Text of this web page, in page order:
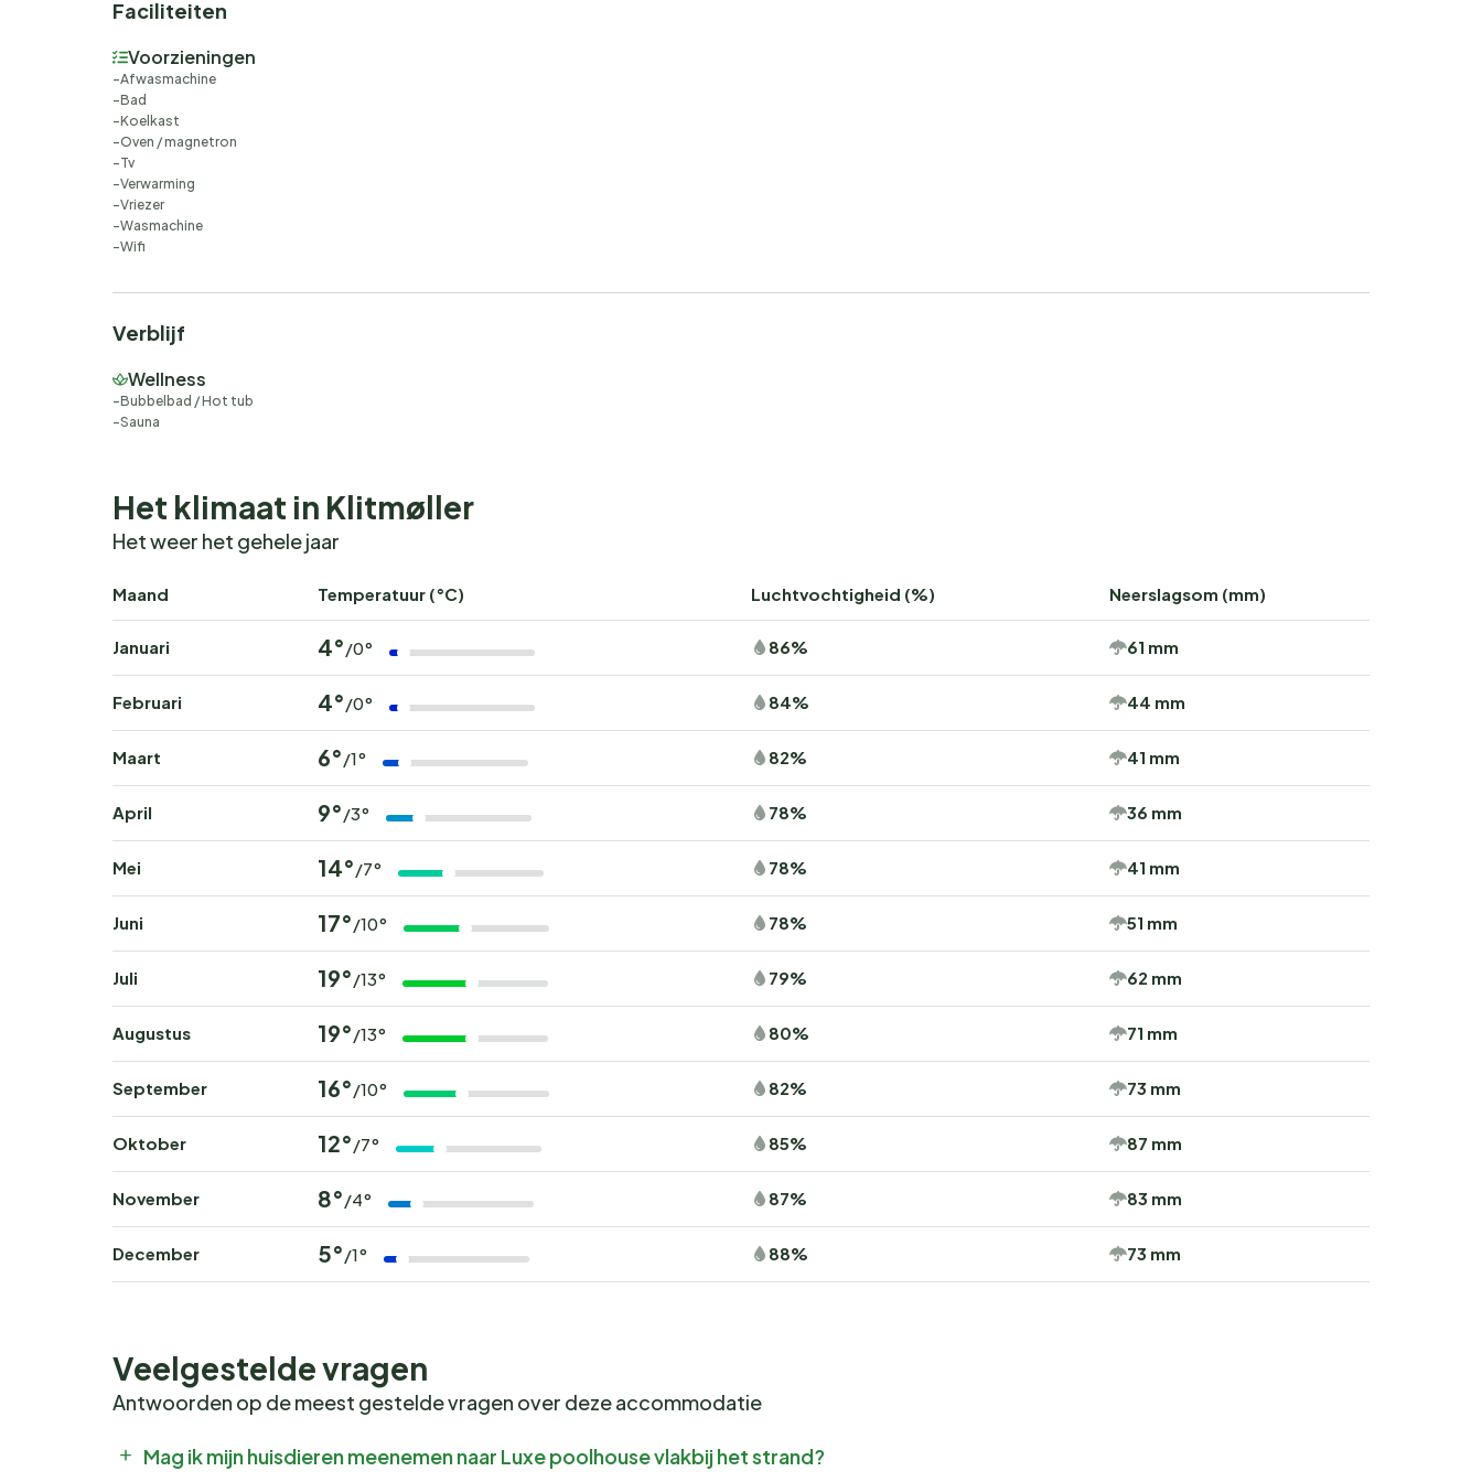
Faciliteiten
Voorzieningen
Afwasmachine
Bad
Koelkast
Oven / magnetron
Tv
Verwarming
Vriezer
Wasmachine
Wifi
Verblijf
Wellness
Bubbelbad / Hot tub
Sauna
Het klimaat in Klitmøller
Het weer het gehele jaar
Maand Temperatuur (°C) Luchtvochtigheid (%) Neerslagsom (mm)
Januari 4° /0° 86% 61 mm
Februari 4° /0° 84% 44 mm
Maart 6° /1° 82% 41 mm
April 9° /3° 78% 36 mm
Mei 14° /7° 78% 41 mm
Juni 17° /10° 78% 51 mm
Juli 19° /13° 79% 62 mm
Augustus 19° /13° 80% 71 mm
September 16° /10° 82% 73 mm
Oktober 12° /7° 85% 87 mm
November 8° /4° 87% 83 mm
December 5° /1° 88% 73 mm
Veelgestelde vragen
Antwoorden op de meest gestelde vragen over deze accommodatie
Mag ik mijn huisdieren meenemen naar Luxe poolhouse vlakbij het strand?